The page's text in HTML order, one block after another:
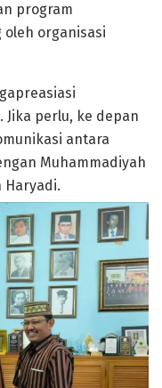
program
organisasi
perlu, ke depan
antara
Muhammadiyah
Haryadi.